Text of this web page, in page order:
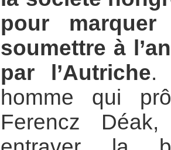
pour
soumettre à
par l’Autriche.
homme qui
Ferencz